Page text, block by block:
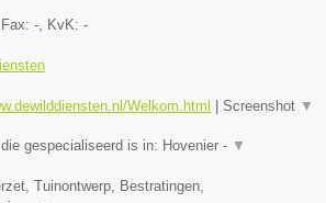
-, KvK: -
Welkom.html Screenshot ▼
gespecialiseerd is in: Hovenier - ▼
Tuinontwerp, Bestratingen,